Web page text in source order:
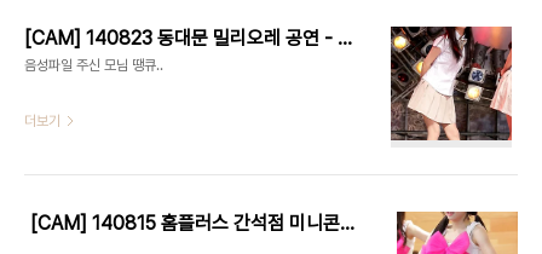
[CAM] 140823 동대문 밀리오레 공연 - 프리츠 by W
음성파일 주신 모님 땡큐..
더보기
[CAM] 140815 홈플러스 간석점 미니콘서트 - 프리츠 by W